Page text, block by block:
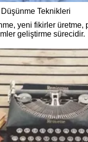
Düşünme Teknikleri
yeni fikirler
geliştirme sürecidir.